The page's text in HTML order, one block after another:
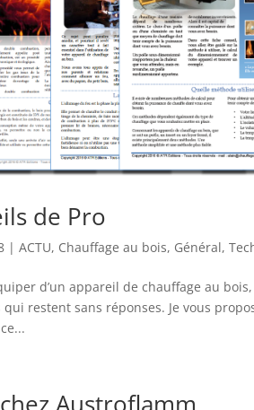
de Pro
|ACTU, Chauffage au bois, Général,
d’un appareil de chauffage au
restent sans réponses. Je vous